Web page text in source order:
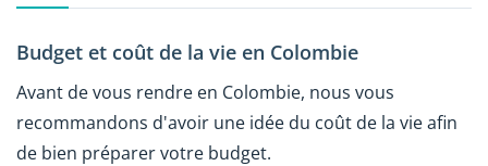
Budget et coût de la vie en Colombie
Avant de vous rendre en Colombie, nous vous
recommandons d'avoir une idée du coût de la vie afin
de bien préparer votre budget.